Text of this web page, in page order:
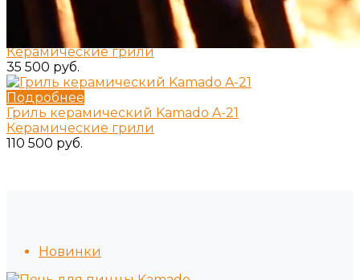
Лучшие решения для барбекю и гриля
Выбрать гриль
Подробнее
Гриль керамический Kamado S-13
Керамические грили
35 500 руб.
Подробнее
Гриль керамический Kamado A-21
Керамические грили
110 500 руб.
Новинки